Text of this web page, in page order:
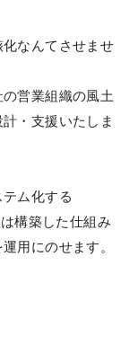
なんてさせませ
営業組織の風土
・支援いたしま
ム化する
構築した仕組み
用にのせます。